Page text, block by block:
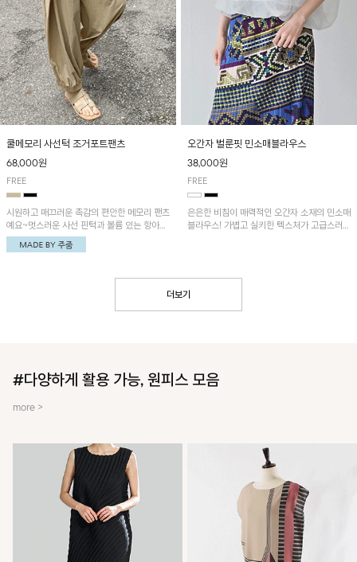
쿨메모리 사선턱 조거포트팬츠
68,000원
FREE
시원하고 매끄러운 촉감의 편안한 메모리 팬츠
예요~멋스러운 사선 핀턱과 볼륨 있는 항아리
핏이 유니크한 아이템!
오간자 벌룬핏 민소매블라우스
38,000원
FREE
은은한 비침이 매력적인 오간자 소재의 민소매
블라우스! 가볍고 실키한 텍스처가 고급스러운
더보기
#다양하게 활용 가능, 원피스 모음
more >